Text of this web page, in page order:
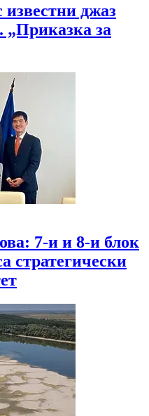
джаз
„Приказка за
7-и и 8-и блок
стратегически